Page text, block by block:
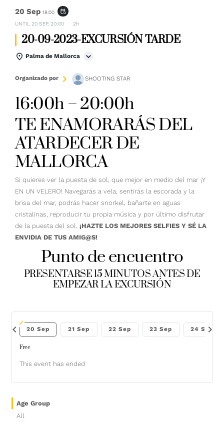
20 Sep 18:00 event_repeat
UNTIL 20 SEP, 20:00 2h
20-09-2023-EXCURSIÓN TARDE
Palma de Mallorca
Organizado por SHOOTING STAR
16:00h – 20:00h
TE ENAMORARÁS DEL
ATARDECER DE
MALLORCA
Si quieres ver la puesta de sol, que mejor en medio del mar ¡Y
EN UN VELERO! Navegarás a vela, sentirás la escorada y la
brisa del mar, podrás hacer snorkel, bañarte en aguas
cristalinas, reproducir tu propia música y por último disfrutar
de la puesta del sol. ¡HAZTE LOS MEJORES SELFIES Y SÉ LA
ENVIDIA DE TUS AMIG@S!
Punto de encuentro
PRESENTARSE 15 MINUTOS ANTES DE
EMPEZAR LA EXCURSIÓN
20 Sep 21 Sep 22 Sep 23 Sep 24 Sep
chevron_left chevron_right
Free
This event has ended
Age Group
All